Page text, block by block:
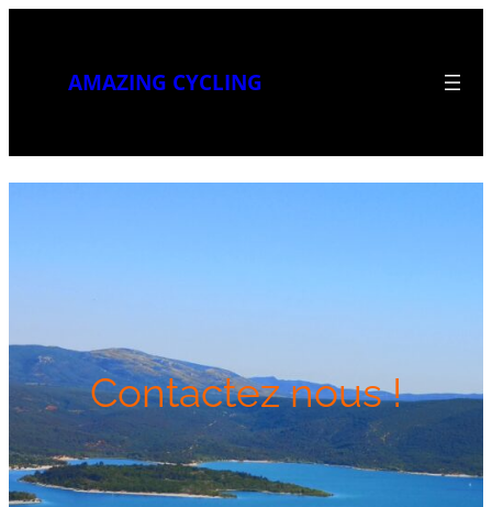
AMAZING CYCLING
Contactez nous !